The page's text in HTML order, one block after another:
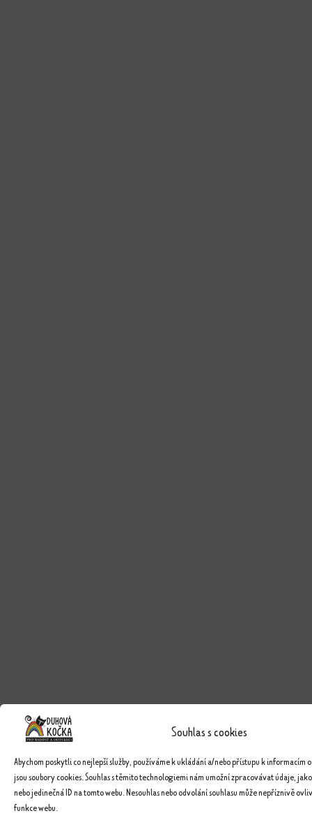
Souhlas s cookies
Abychom poskytli co nejlepší služby, používáme k ukládání a/nebo přístupu k informacím
jsou soubory cookies. Souhlas s těmito technologiemi nám umožní zpracovávat údaje,
nebo jedinečná ID na tomto webu. Nesouhlas nebo odvolání souhlasu může nepříznivě
funkce webu.